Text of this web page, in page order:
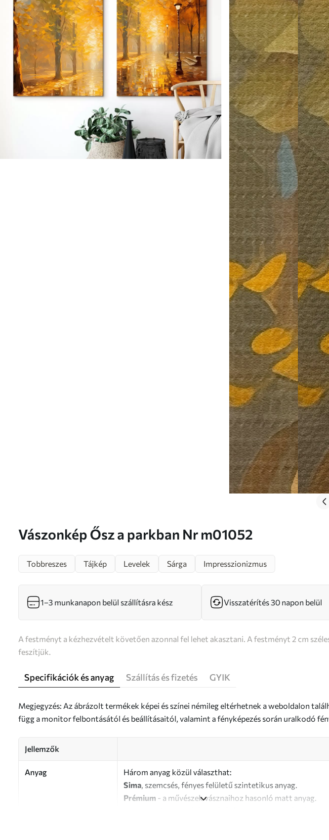
Vászonkép Ősz a parkban Nr m01052
Tobbreszes Tájkép Levelek Sárga Impresszionizmus
1–3 munkanapon belül szállításra kész Visszatérítés 30 napon belül
A festményt a kézhezvételt követően azonnal fel lehet akasztani. A festményt 2 cm
feszítjük.
Specifikációk és anyag Szállítás és fizetés GYIK
Megjegyzés: Az ábrázolt termékek képei és színei némileg eltérhetnek a weboldalon
függ a monitor felbontásától és beállításaitól, valamint a fényképezés során uralkodó
Jellemzők
Anyag
Három anyag közül választhat:
Sima, szemcsés, fényes felületű szintetikus anyag.
Prémium - a művészek vásznaihoz hasonló matt anyag.